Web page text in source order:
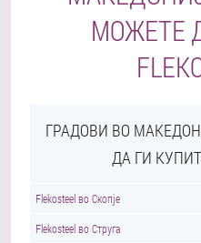
МОЖЕТЕ
ГРАДОВИ ВО
ДА ГИ
Flekosteel во Скопје
Flekosteel во Струга